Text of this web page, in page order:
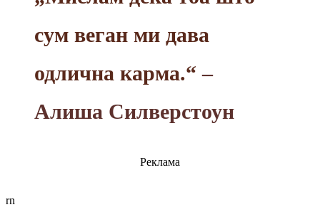
сум веган ми дава
одлична карма.“ –
Алиша Силверстоун
Реклама
rn